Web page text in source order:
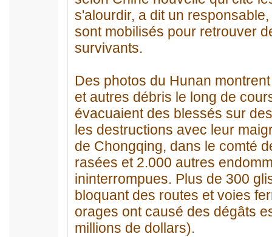
s'alourdir, a dit un
sont mobilisés pour retrouver
survivants.
Des photos du Hunan
et autres débris le long de
évacuaient des blessés sur
les destructions avec leur
de Chongqing, dans le comté
rasées et 2.000 autres
ininterrompues. Plus de 300
bloquant des routes et voies
orages ont causé des dégâts
millions de dollars).